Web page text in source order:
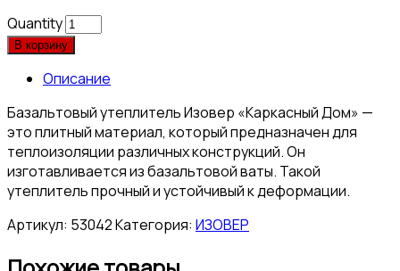
Quantity
В корзину
Описание
Базальтовый утеплитель Изовер «Каркасный Дом» —
это плитный материал, который предназначен для
теплоизоляции различных конструкций. Он
изготавливается из базальтовой ваты. Такой
утеплитель прочный и устойчивый к деформации.
Артикул: 53042Категория: ИЗОВЕР